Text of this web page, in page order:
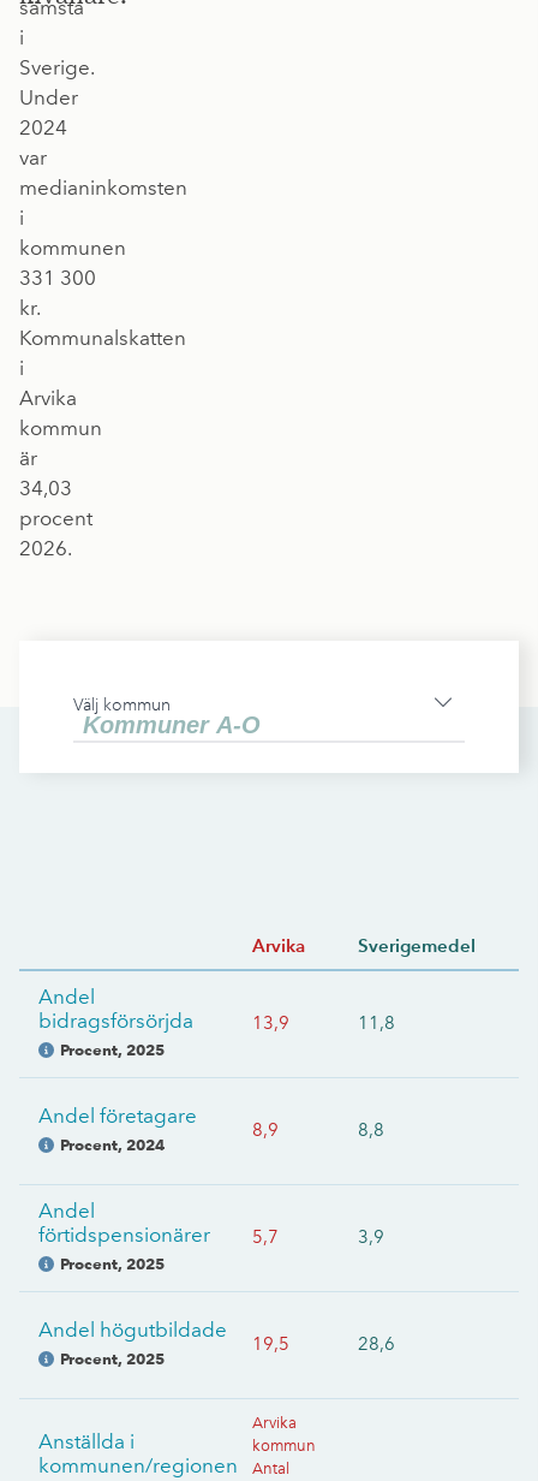
sämsta
i
Sverige.
Under
2024
var
medianinkomsten
i
kommunen
331 300
kr.
Kommunalskatten
i
Arvika
kommun
är
34,03
procent
2026.
Välj kommun
Arvika Sverigemedel
Andel
bidragsförsörjda
Procent, 2025
13,9 11,8
Andel företagare
Procent, 2024
8,9 8,8
Andel
förtidspensionärer
Procent, 2025
5,7 3,9
Andel högutbildade
Procent, 2025
19,5 28,6
Anställda i
kommunen/regionen
Arvika
kommun
Antal